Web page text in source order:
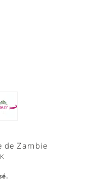
de Zambie